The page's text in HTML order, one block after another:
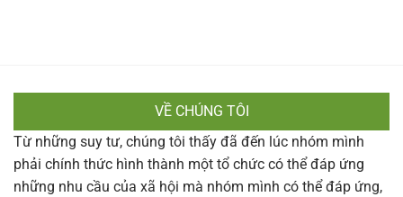
VỀ CHÚNG TÔI
Từ những suy tư, chúng tôi thấy đã đến lúc nhóm mình
phải chính thức hình thành một tổ chức có thể đáp ứng
những nhu cầu của xã hội mà nhóm mình có thể đáp ứng,